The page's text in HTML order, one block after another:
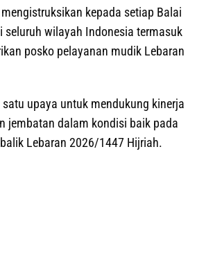
kepada setiap Balai
seluruh wilayah Indonesia termasuk
posko pelayanan mudik Lebaran
upaya untuk mendukung kinerja
jembatan dalam kondisi baik pada
Lebaran 2026/1447 Hijriah.